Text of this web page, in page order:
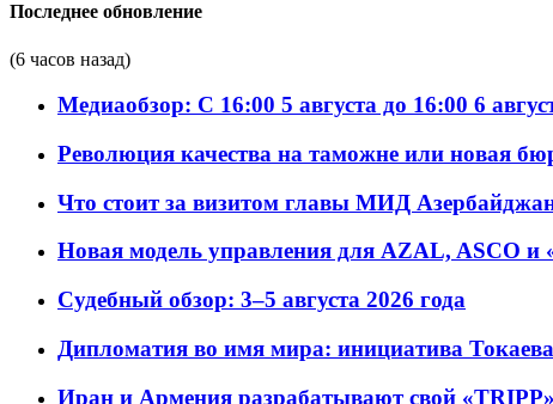
Последнее обновление
(6 часов назад)
Медиаобзор: С 16:00 5 августа до 16:00 6
Революция качества на таможне или новая
Что стоит за визитом главы МИД
Новая модель управления для AZAL, ASCO и
Судебный обзор: 3–5 августа 2026 года
Дипломатия во имя мира: инициатива
Иран и Армения разрабатывают свой «TRIPP»